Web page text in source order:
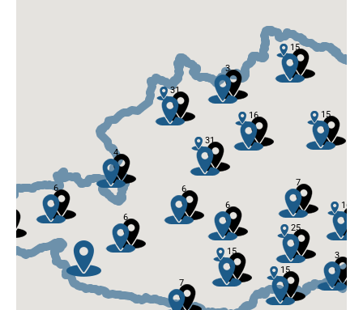
16
6
7
15
6
31
25
15
15
15
7
31
4
16
6
3
6
3